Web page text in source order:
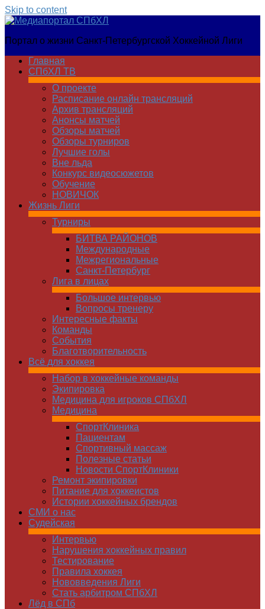
Skip to content
Медиапортал
Портал о жизни Санкт-Петербургской Хоккейной Лиги
Главная
СПбХЛ ТВ
О проекте
Расписание онлайн трансляций
Архив трансляций
Анонсы матчей
Обзоры матчей
Обзоры турниров
Лучшие голы
Вне льда
Конкурс видеосюжетов
Обучение
НОВИЧОК
Жизнь Лиги
Турниры
БИТВА РАЙОНОВ
Международные
Межрегиональные
Санкт-Петербург
Лига в лицах
Большое интервью
Вопросы тренеру
Интересные факты
Команды
Cобытия
Благотворительность
Всё для хоккея
Набор в хоккейные команды
Экипировка
Медицина для игроков СПбХЛ
Медицина
СпортКлиника
Пациентам
Спортивный массаж
Полезные статьи
Новости СпортКлиники
Ремонт экипировки
Питание для хоккеистов
Истории хоккейных брендов
СМИ о нас
Судейская
Интервью
Нарушения хоккейных правил
Тестирование
Правила хоккея
Нововведения Лиги
Стать арбитром СПбХЛ
Лёд в СПб